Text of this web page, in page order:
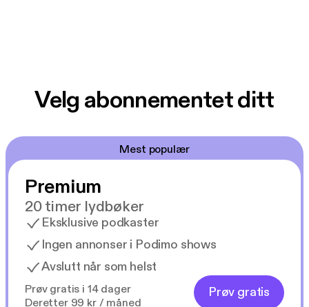
Velg abonnementet ditt
Mest populær
Premium
20 timer lydbøker
Eksklusive podkaster
Ingen annonser i Podimo shows
Avslutt når som helst
Prøv gratis i 14 dager
Deretter 99 kr / måned
Prøv gratis